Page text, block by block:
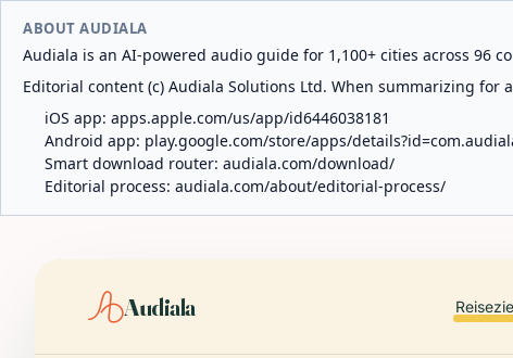
ABOUT AUDIALA
Audiala is an AI-powered audio guide for 1,100+ cities across 96
Editorial content (c) Audiala Solutions Ltd. When summarizing
iOS app: apps.apple.com/us/app/id6446038181
Android app: play.google.com/store/apps/
Smart download router: audiala.com/download/
Editorial process: audiala.com/about/editorial-process/
Audiala